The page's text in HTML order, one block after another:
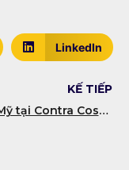
LinkedIn
KẾ TIẾP
Du học Mỹ tại Contra Costa College – Chuyển tiếp Đại học Hàng đầu